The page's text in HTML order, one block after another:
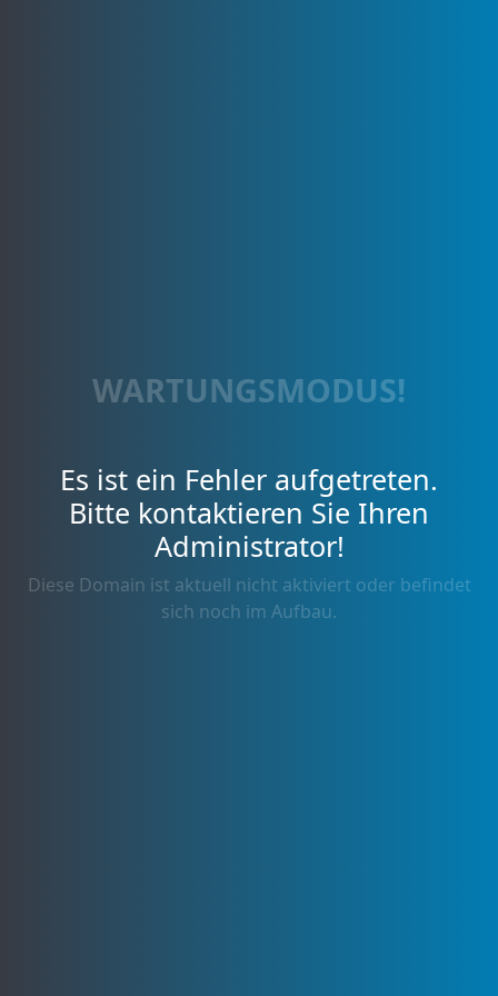
WARTUNGSMODUS!
Es ist ein Fehler aufgetreten.
Bitte kontaktieren Sie Ihren
Administrator!
Diese Domain ist aktuell nicht aktiviert oder befindet
sich noch im Aufbau.